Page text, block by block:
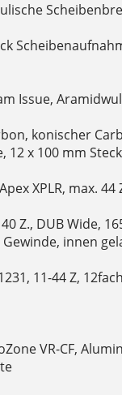
Issue,
konischer
12 x 100 mm
XPLR, max.
Z., DUB Wide,
Gewinde, innen
11-44 Z, 12fach
VR-CF,